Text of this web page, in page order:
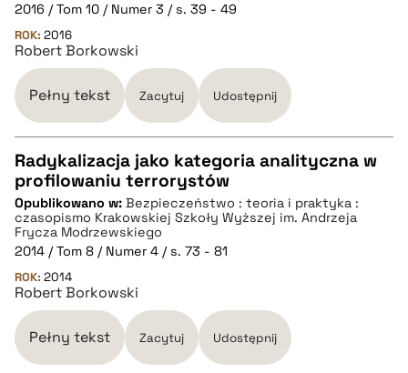
pobierz cytat
BIBTEX
pobierz cytat
2016 / Tom 10 / Numer 3 / s. 39 - 49
ROK: 2016
Robert Borkowski
Pełny tekst Zacytuj Udostępnij
CZYSTY TEKST
pobierz cytat
BIBTEX
pobierz cytat
Radykalizacja jako kategoria analityczna w
profilowaniu terrorystów
Opublikowano w: Bezpieczeństwo : teoria i praktyka :
czasopismo Krakowskiej Szkoły Wyższej im. Andrzeja
Frycza Modrzewskiego
2014 / Tom 8 / Numer 4 / s. 73 - 81
ROK: 2014
Robert Borkowski
Pełny tekst Zacytuj Udostępnij